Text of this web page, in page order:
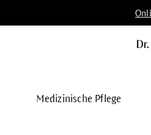
Medizinische Pflege